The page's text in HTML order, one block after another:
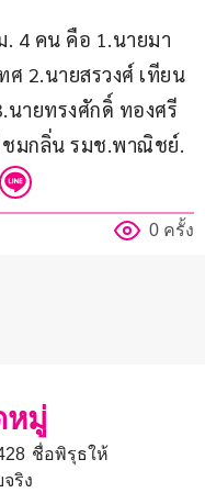
4 คน คือ 1.นายมา
ศ 2.นายสรวงศ์ เทียน
นายทรงศักดิ์ ทองศรี
มกลิ่น รมช.พาณิชย์.
0 ครั้ง
หมู่
ชื่อพิรุธให้
ริง